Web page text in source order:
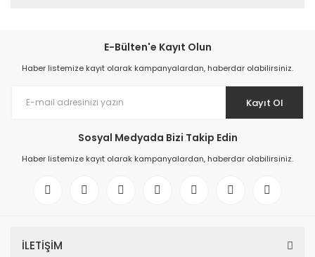
E-Bülten'e Kayıt Olun
Haber listemize kayıt olarak kampanyalardan, haberdar olabilirsiniz.
Kayıt Ol
Sosyal Medyada Bizi Takip Edin
Haber listemize kayıt olarak kampanyalardan, haberdar olabilirsiniz.
İLETİŞİM